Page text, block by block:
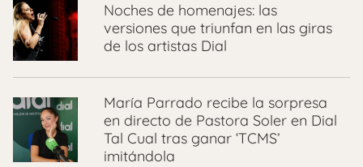
Noches de homenajes: las
versiones que triunfan en las giras
de los artistas Dial
María Parrado recibe la sorpresa
en directo de Pastora Soler en Dial
Tal Cual tras ganar ‘TCMS’
imitándola